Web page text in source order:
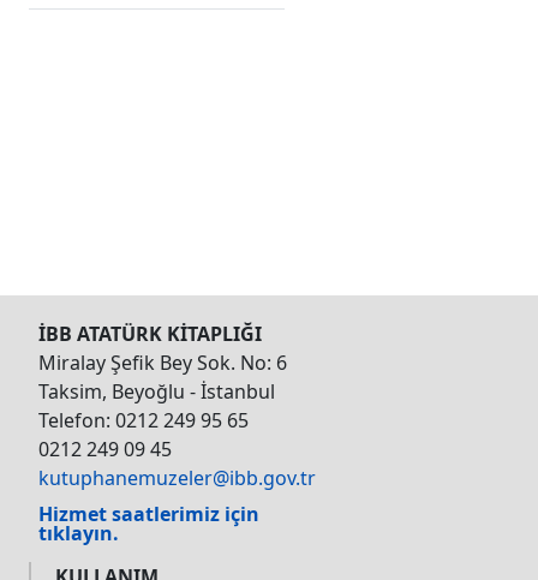
İBB ATATÜRK KİTAPLIĞI
Miralay Şefik Bey Sok. No: 6
Taksim, Beyoğlu - İstanbul
Telefon: 0212 249 95 65
0212 249 09 45
kutuphanemuzeler@ibb.gov.tr
Hizmet saatlerimiz için
tıklayın.